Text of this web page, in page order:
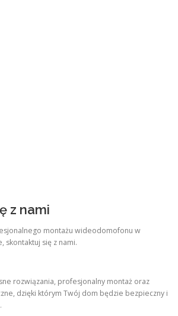
z nami
montażu wideodomofonu w
skontaktuj się z nami.
rozwiązania, profesjonalny montaż oraz
dzięki którym Twój dom będzie bezpieczny i